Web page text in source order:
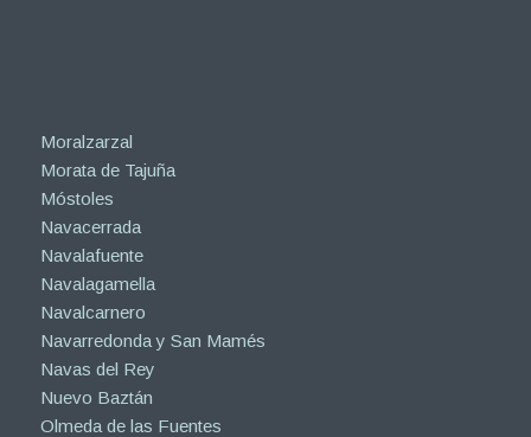
Moralzarzal
Morata de Tajuña
Móstoles
Navacerrada
Navalafuente
Navalagamella
Navalcarnero
Navarredonda y San Mamés
Navas del Rey
Nuevo Baztán
Olmeda de las Fuentes